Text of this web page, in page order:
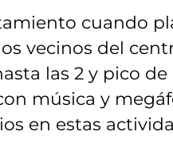
cuando
vecinos del
las 2 y pico
música y
en estas